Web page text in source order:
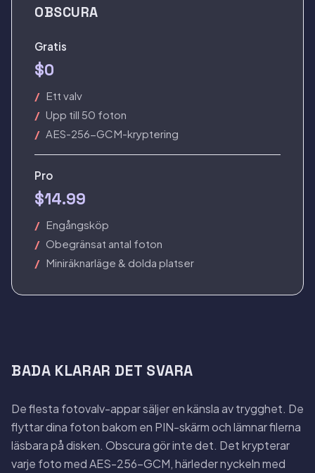
OBSCURA
Gratis
$0
Ett valv
Upp till 50 foton
AES-256-GCM-kryptering
Pro
$14.99
Engångsköp
Obegränsat antal foton
Miniräknarläge & dolda platser
BADA KLARAR DET SVARA
De flesta fotovalv-appar säljer en känsla av trygghet. De
flyttar dina foton bakom en PIN-skärm och lämnar filerna
läsbara på disken. Obscura gör inte det. Det krypterar
varje foto med AES-256-GCM, härleder nyckeln med